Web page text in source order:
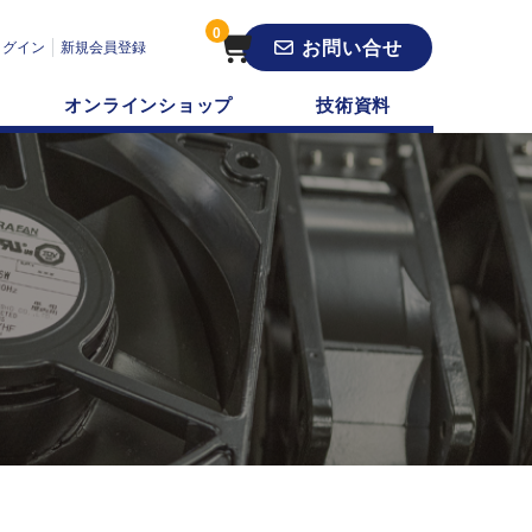
イン 新規会員登録
0
お問い合せ
オンラインショップ 技術資料